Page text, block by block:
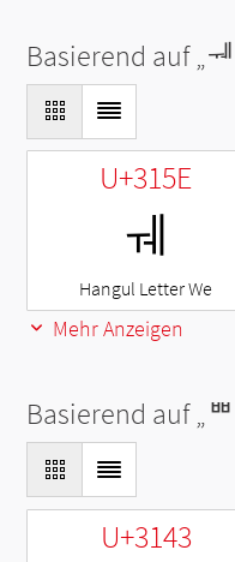
Basierend auf „ᅰ
U+315E
ㅞ
Hangul Letter We
Mehr Anzeigen
Basierend auf „ᄈ
U+3143